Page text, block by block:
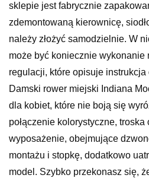
sklepie jest fabrycznie
zdemontowaną kierownicę,
należy złożyć samodzielnie. W
może być koniecznie wykonanie
regulacji, które opisuje instrukcja
Damski rower miejski Indiana
dla kobiet, które nie boją się
połączenie kolorystyczne, troska
wyposażenie, obejmujące
montażu i stopkę, dodatkowo
model. Szybko przekonasz się,